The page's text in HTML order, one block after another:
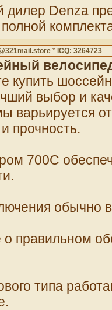
Denza
* ICQ: 3264723
купить
выбор и
варьируется
прочность.
700C
обычно
правильном
типа